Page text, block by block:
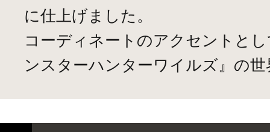
に仕上げました。
コーディネートのアクセントと
ンスターハンターワイルズ』の